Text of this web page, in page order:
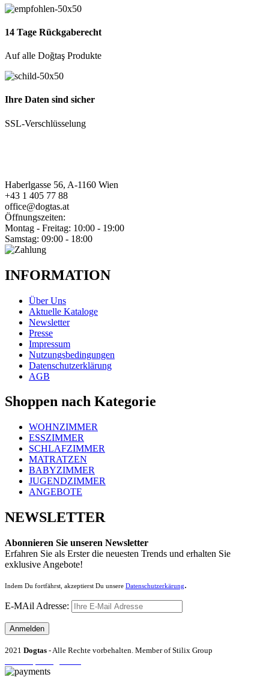
14 Tage Rückgaberecht
Auf alle Doğtaş Produkte
Ihre Daten sind sicher
SSL-Verschlüsselung
Haberlgasse 56, A-1160 Wien
+43 1 405 77 88
office@dogtas.at
Öffnungszeiten:
Montag - Freitag: 10:00 - 19:00
Samstag: 09:00 - 18:00
INFORMATION
Über Uns
Aktuelle Kataloge
Newsletter
Presse
Impressum
Nutzungsbedingungen
Datenschutzerklärung
AGB
Shoppen nach Kategorie
WOHNZIMMER
ESSZIMMER
SCHLAFZIMMER
MATRATZEN
BABYZIMMER
JUGENDZIMMER
ANGEBOTE
NEWSLETTER
Abonnieren Sie unseren Newsletter
Erfahren Sie als Erster die neuesten Trends und erhalten Sie
exklusive Angebote!
Indem Du fortfährst, akzeptierst Du unsere Datenschutzerkärung.
E-MAil Adresse:
2021 Dogtas - Alle Rechte vorbehalten. Member of Stilix Group